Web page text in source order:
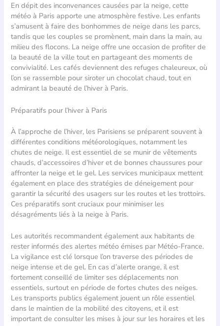
En dépit des inconvenances causées par la neige, cette
météo à Paris apporte une atmosphère festive. Les enfants
s’amusent à faire des bonhommes de neige dans les parcs,
tandis que les couples se promènent, main dans la main, au
milieu des flocons. La neige offre une occasion de profiter de
la beauté de la ville tout en partageant des moments de
convivialité. Les cafés deviennent des refuges chaleureux, où
l’on se rassemble pour siroter un chocolat chaud, tout en
admirant la beauté de l’hiver à Paris.
Préparatifs pour l’hiver à Paris
À l’approche de l’hiver, les Parisiens se préparent souvent à
différentes conditions météorologiques, notamment les
chutes de neige. Il est essentiel de se munir de vêtements
chauds, d’accessoires d’hiver et de bonnes chaussures pour
affronter la neige et le gel. Les services municipaux mettent
également en place des stratégies de déneigement pour
garantir la sécurité des usagers sur les routes et les trottoirs.
Ces préparatifs sont cruciaux pour minimiser les
désagréments liés à la neige à Paris.
Les autorités recommandent également aux habitants de
rester informés des alertes météo émises par Météo-France.
La vigilance est clé lorsque l’on traverse des périodes de
neige intense et de gel. En cas d’alerte orange, il est
fortement conseillé de limiter ses déplacements non
essentiels, surtout en période de fortes chutes des neiges.
Les transports publics également jouent un rôle essentiel
dans le maintien de la mobilité des citoyens, et il est
important de consulter les mises à jour sur les horaires et les